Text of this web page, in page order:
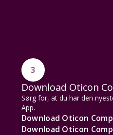
3
Download Oticon
Sørg for, at du har den
App.
Download Oticon
Download Oticon